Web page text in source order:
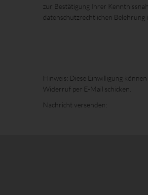
zur Bestätigung Ihrer
datenschutzrechtlichen Belehrung
Hinweis: Diese Einwilligung
Widerruf per E-Mail schicken.
Nachricht versenden: